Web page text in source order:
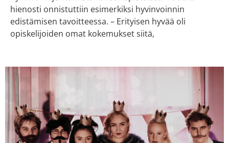
hienosti onnistuttiin esimerkiksi hyvinvoinnin
edistämisen tavoitteessa. – Erityisen hyvää oli
opiskelijoiden omat kokemukset siitä,